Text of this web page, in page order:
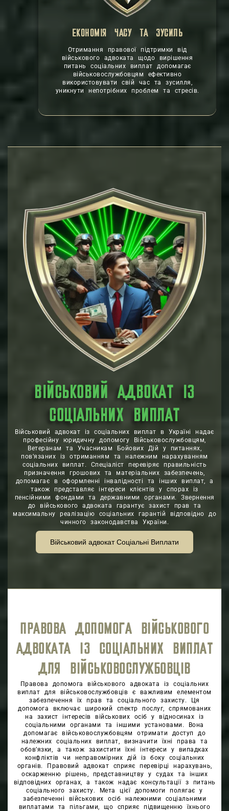
ЕКОНОМІЯ ЧАСУ ТА ЗУСИЛЬ
Отримання правової підтримки від
військового адвоката щодо вирішення
питань соціальних виплат допомагає
військовослужбовцям ефективно
використовувати свій час та зусилля,
уникнути непотрібних проблем та стресів.
ВІЙСЬКОВИЙ АДВОКАТ ІЗ
СОЦІАЛЬНИХ ВИПЛАТ
Військовий адвокат із соціальних виплат в Україні надає
професійну юридичну допомогу Військовослужбовцям,
Ветеранам та Учасникам Бойових Дій у питаннях,
пов’язаних із отриманням та належним нарахуванням
соціальних виплат. Спеціаліст перевіряє правильність
призначення грошових та матеріальних забезпечень,
допомагає в оформленні інвалідності та інших виплат, а
також представляє інтереси клієнтів у спорах із
пенсійними фондами та державними органами. Звернення
до військового адвоката гарантує захист прав та
максимальну реалізацію соціальних гарантій відповідно до
чинного законодавства України.
Військовий адвокат Соціальні Виплати
ПРАВОВА ДОПОМОГА ВІЙСЬКОВОГО
АДВОКАТА ІЗ СОЦІАЛЬНИХ ВИПЛАТ
ДЛЯ ВІЙСЬКОВОСЛУЖБОВЦІВ
Правова допомога військового адвоката із соціальних
виплат для військовослужбовців є важливим елементом
забезпечення їх прав та соціального захисту. Ця
допомога включає широкий спектр послуг, спрямованих
на захист інтересів військових осіб у відносинах із
соціальними органами та іншими установами. Вона
допомагає військовослужбовцям отримати доступ до
належних соціальних виплат, визначити їхні права та
обов’язки, а також захистити їхні інтереси у випадках
конфліктів чи неправомірних дій із боку соціальних
органів. Правовий адвокат сприяє перевірці нарахувань,
оскарженню рішень, представництву у судах та інших
відповідних органах, а також надає консультації з питань
соціального захисту. Мета цієї допомоги полягає у
забезпеченні військових осіб належними соціальними
виплатами та пільгами, що сприяє підвищенню їхнього